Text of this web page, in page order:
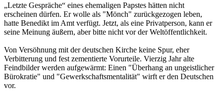
„Letzte Gespräche“ eines ehemaligen Papstes hätten nicht
erscheinen dürfen. Er wolle als "Mönch" zurückgezogen leben,
hatte Benedikt im Amt verfügt. Jetzt, als eine Privatperson, kann er
seine Meinung äußern, aber bitte nicht vor der Weltöffentlichkeit.
Von Versöhnung mit der deutschen Kirche keine Spur, eher
Verbitterung und fest zementierte Vorurteile. Vierzig Jahr alte
Feindbilder werden aufgewärmt: Einen "Überhang an ungeistlicher
Bürokratie" und "Gewerkschaftsmentalität" wirft er den Deutschen
vor.